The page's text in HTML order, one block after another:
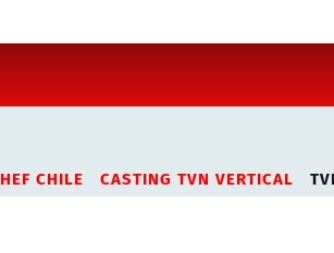
CHILE CASTING TVN VERTICAL